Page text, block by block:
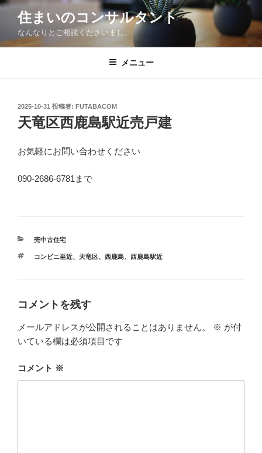
コ
ン
住まいのコンサルタント
なんなりとご相談くださいまし。
メニュー
投
稿
日:
2025-10-31 投稿者: FUTABACOM
天竜区西鹿島駅近売戸建
お気軽にお問い合わせください
090-2686-6781まで
カ
ゴ
売中古住宅
タ
コンビニ至近、 天竜区、 西鹿島、 西鹿島駅近
コメントを残す
メールアドレスが公開されることはありません。 ※ が付
いている欄は必須項目です
コメント ※